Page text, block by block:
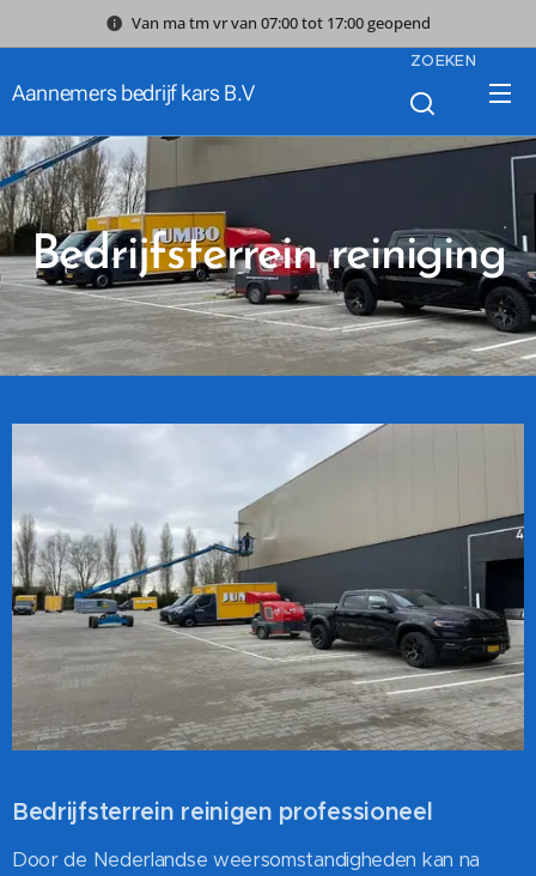
Van ma tm vr van 07:00 tot 17:00 geopend
Aannemers bedrijf kars B.V
ZOEKEN
Bedrijfsterrein reiniging
Bedrijfsterrein reinigen professioneel
Door de Nederlandse weersomstandigheden kan na